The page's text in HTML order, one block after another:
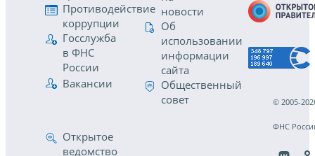
Противодействие
коррупции
Госслужба
в ФНС
России
Вакансии
новости
Об
использовании
информации
сайта
Общественный
совет
Открытое
ведомство
© 2005-
ФНС